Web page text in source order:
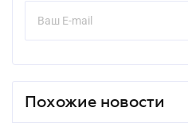
Похожие новости